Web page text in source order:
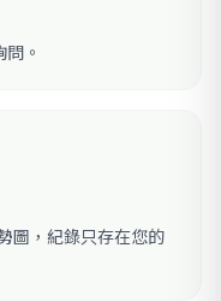
。
圖，紀錄只存在您的